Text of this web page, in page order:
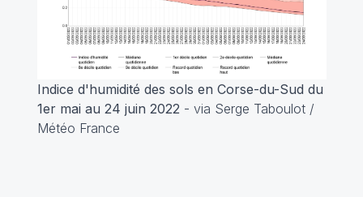
Indice d'humidité des sols en Corse-du-Sud du
1er mai au 24 juin 2022 - via Serge Taboulot /
Météo France